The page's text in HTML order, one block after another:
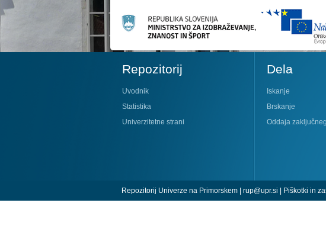
Repozitorij
Uvodnik
Statistika
Univerzitetne strani
Dela
Iskanje
Brskanje
Oddaja
Repozitorij Univerze na Primorskem | rup@upr.si | Piškotki in